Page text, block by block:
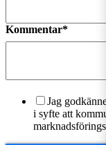
Kommentar*
Jag
i syfte att